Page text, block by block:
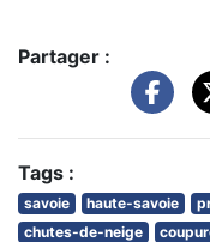
Partager :
Tags :
savoie haute-savoie
chutes-de-neige